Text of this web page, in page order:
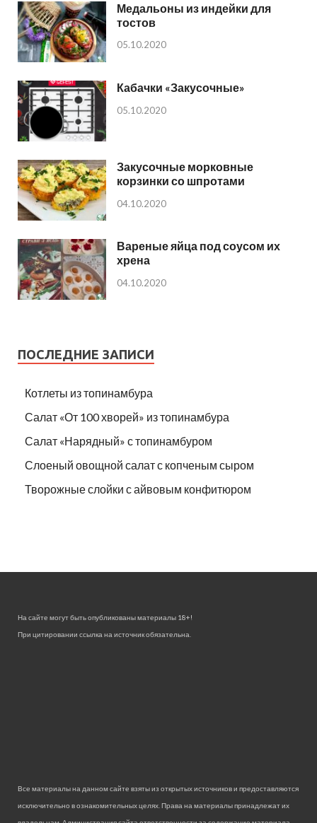
Медальоны из индейки для
тостов
05.10.2020
Кабачки «Закусочные»
05.10.2020
Закусочные морковные
корзинки со шпротами
04.10.2020
Вареные яйца под соусом их
хрена
04.10.2020
ПОСЛЕДНИЕ ЗАПИСИ
Котлеты из топинамбура
Салат «От 100 хворей» из топинамбура
Салат «Нарядный» с топинамбуром
Слоеный овощной салат с копченым сыром
Творожные слойки с айвовым конфитюром
На сайте могут быть опубликованы материалы 18+!
При цитировании ссылка на источник обязательна.
Все материалы на данном сайте взяты из открытых источников и предоставляются
исключительно в ознакомительных целях. Права на материалы принадлежат их